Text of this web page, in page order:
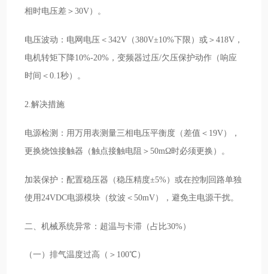
相时电压差＞30V）。
电压波动：电网电压＜342V（380V±10%下限）或＞418V，
电机转矩下降10%-20%，变频器过压/欠压保护动作（响应
时间＜0.1秒）。
2.解决措施
电源检测：用万用表测量三相电压平衡度（差值＜19V），
更换烧蚀接触器（触点接触电阻＞50mΩ时必须更换）。
加装保护：配置稳压器（稳压精度±5%）或在控制回路单独
使用24VDC电源模块（纹波＜50mV），避免主电源干扰。
二、机械系统异常：超温与卡滞（占比30%）
（一）排气温度过高（＞100℃）